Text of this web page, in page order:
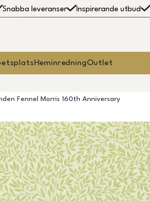
Snabba leveranser Inspirerande utbud
HeminredningOutlet
Fennel Morris 160th Anniversary